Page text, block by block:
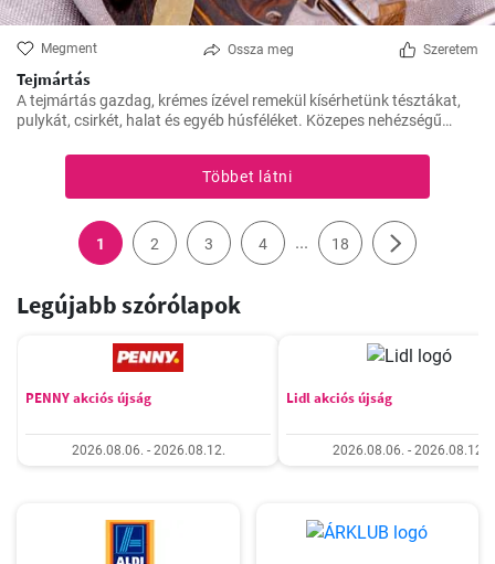
Megment Ossza meg Szeretem
Tejmártás
A tejmártás gazdag, krémes ízével remekül kísérhetünk tésztákat,
pulykát, csirkét, halat és egyéb húsféléket. Közepes nehézségű
könnyedén elkészíthetik.
Többet látni
1 2 3 4 ... 18
Legújabb szórólapok
PENNY akciós újság
2026.08.06. - 2026.08.12.
Lidl akciós újság
2026.08.06. - 2026.08.12.